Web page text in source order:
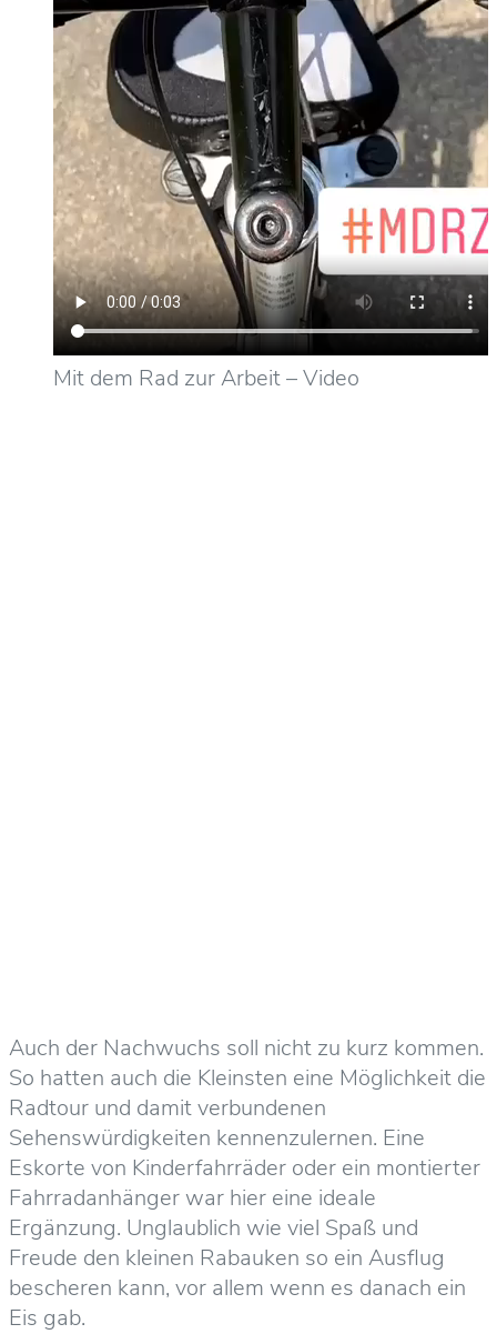
Mit dem Rad zur Arbeit – Video
Auch der Nachwuchs soll nicht zu kurz kommen.
So hatten auch die Kleinsten eine Möglichkeit die
Radtour und damit verbundenen
Sehenswürdigkeiten kennenzulernen. Eine
Eskorte von Kinderfahrräder oder ein montierter
Fahrradanhänger war hier eine ideale
Ergänzung. Unglaublich wie viel Spaß und
Freude den kleinen Rabauken so ein Ausflug
bescheren kann, vor allem wenn es danach ein
Eis gab.